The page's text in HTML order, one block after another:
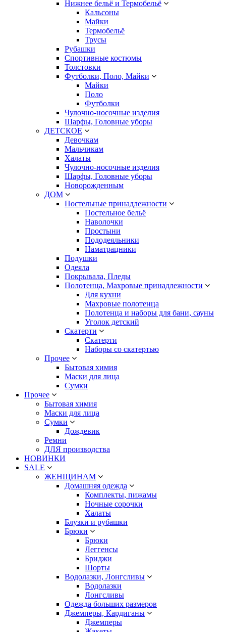
Нижнее бельё и Термобельё
Кальсоны
Майки
Термобельё
Трусы
Рубашки
Спортивные костюмы
Толстовки
Футболки, Поло, Майки
Майки
Поло
Футболки
Чулочно-носочные изделия
Шарфы, Головные уборы
ДЕТСКОЕ
Девочкам
Мальчикам
Халаты
Чулочно-носочные изделия
Шарфы, Головные уборы
Новорожденным
ДОМ
Постельные принадлежности
Постельное бельё
Наволочки
Простыни
Пододеяльники
Наматрацники
Подушки
Одеяла
Покрывала, Пледы
Полотенца, Махровые принадлежности
Для кухни
Махровые полотенца
Полотенца и наборы для бани, сауны
Уголок детский
Скатерти
Скатерти
Наборы со скатертью
Прочее
Бытовая химия
Маски для лица
Сумки
Прочее
Бытовая химия
Маски для лица
Сумки
Дождевик
Ремни
ДЛЯ производства
НОВИНКИ
SALE
ЖЕНЩИНАМ
Домашняя одежда
Комплекты, пижамы
Ночные сорочки
Халаты
Блузки и рубашки
Брюки
Брюки
Леггенсы
Бриджи
Шорты
Водолазки, Лонгсливы
Водолазки
Лонгсливы
Одежда больших размеров
Джемперы, Кардиганы
Джемперы